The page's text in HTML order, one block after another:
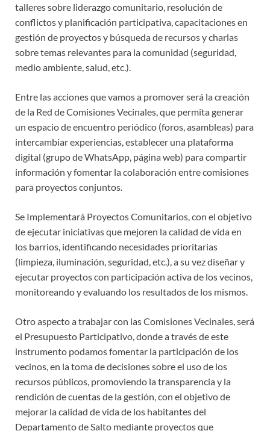
talleres sobre liderazgo comunitario, resolución de
conflictos y planificación participativa, capacitaciones en
gestión de proyectos y búsqueda de recursos y charlas
sobre temas relevantes para la comunidad (seguridad,
medio ambiente, salud, etc.).
Entre las acciones que vamos a promover será la creación
de la Red de Comisiones Vecinales, que permita generar
un espacio de encuentro periódico (foros, asambleas) para
intercambiar experiencias, establecer una plataforma
digital (grupo de WhatsApp, página web) para compartir
información y fomentar la colaboración entre comisiones
para proyectos conjuntos.
Se Implementará Proyectos Comunitarios, con el objetivo
de ejecutar iniciativas que mejoren la calidad de vida en
los barrios, identificando necesidades prioritarias
(limpieza, iluminación, seguridad, etc.), a su vez diseñar y
ejecutar proyectos con participación activa de los vecinos,
monitoreando y evaluando los resultados de los mismos.
Otro aspecto a trabajar con las Comisiones Vecinales, será
el Presupuesto Participativo, donde a través de este
instrumento podamos fomentar la participación de los
vecinos, en la toma de decisiones sobre el uso de los
recursos públicos, promoviendo la transparencia y la
rendición de cuentas de la gestión, con el objetivo de
mejorar la calidad de vida de los habitantes del
Departamento de Salto mediante proyectos que